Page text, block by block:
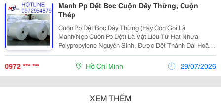
Manh Pp Dệt Bọc Cuộn Dây Thừng, Cuộn
Thép
Cuộn Pp Dệt Bọc Dây Thừng (Hay Còn Gọi Là
Manh/Nẹp Cuộn Pp Dệt) Là Vật Liệu Từ Hạt Nhựa
Polypropylene Nguyên Sinh, Được Dệt Thành Dải Hoặc
Màng Lớn. Chúng Chuyên Dùng Để Bao Bọc, Bảo Vệ
Dây Cáp Điện, Dây Thừng Hoặc Cuộn Thép, Giúp Chống
Trầy Xước,...
0972 *** *** Hồ Chí Minh 29/07/2026
XEM THÊM